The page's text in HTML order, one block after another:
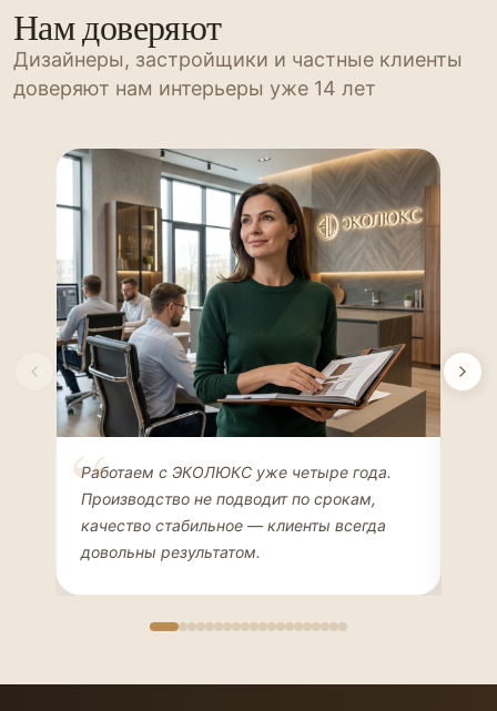
Нам доверяют
Дизайнеры, застройщики и частные клиенты
доверяют нам интерьеры уже 14 лет
Елена Соколова
ДИЗАЙНЕР ИНТЕРЬЕРОВ
Работаем с ЭКОЛЮКС уже четыре года.
Производство не подводит по срокам,
качество стабильное — клиенты всегда
довольны результатом.